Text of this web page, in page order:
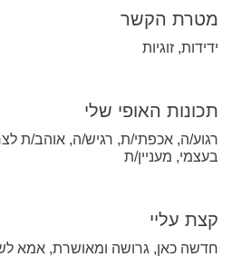
מטרת הקשר
ידידות, זוגיות
תכונות האופי שלי
רגוע/ה, אכפתי/ת, רגיש/ה, אוהב/ת
בעצמי, מעניין/ת
קצת עליי
חדשה כאן, גרושה ומאושרת, אמא